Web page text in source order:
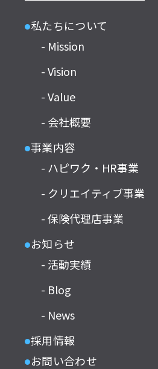
●私たちについて
- Mission
- Vision
- Value
- 会社概要
●事業内容
- ハピワク・HR事業
- クリエイティブ事業
- 保険代理店事業
● お知らせ
- 活動実績
- Blog
- News
●採用情報
● お問い合わせ